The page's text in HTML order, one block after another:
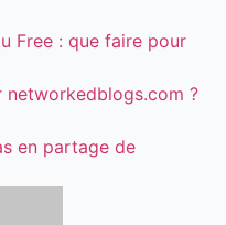
Free : que faire pour
networkedblogs.com ?
en partage de